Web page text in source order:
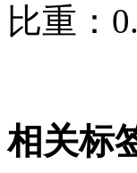
比重：
相关标